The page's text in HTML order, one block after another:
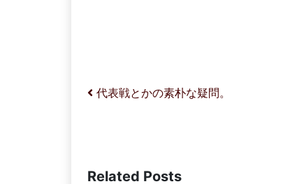
投稿ナビゲーション
代表戦とかの素朴な疑問。
Related Posts